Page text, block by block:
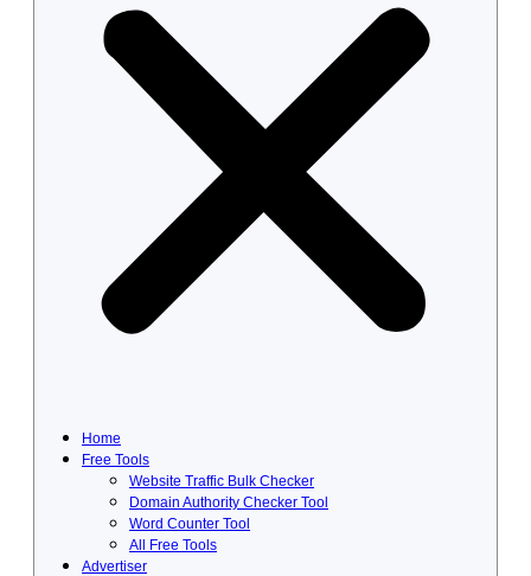
Home
Free Tools
Website Traffic Bulk Checker
Domain Authority Checker Tool
Word Counter Tool
All Free Tools
Advertiser